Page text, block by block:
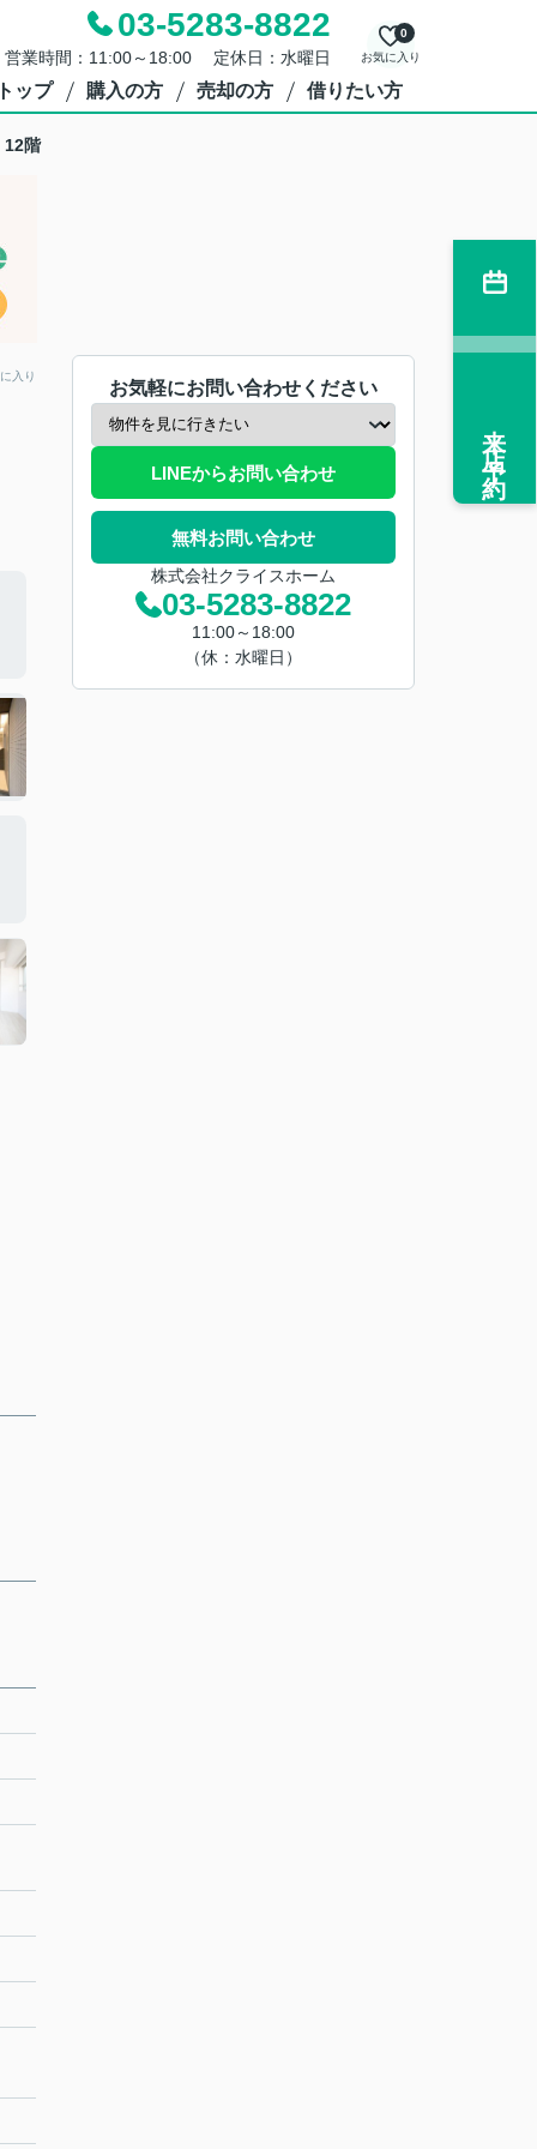
03-5283-8822
営業時間：11:00～18:00 定休日：水曜日 お気に入り
0
ップ 購入の方 売却の方 借りたい方
12階
入り
お気軽にお問い合わせください
LINEからお問い合わせ
無料お問い合わせ
株式会社クライスホーム
03-5283-8822
11:00～18:00
（休：水曜日）
来店予約